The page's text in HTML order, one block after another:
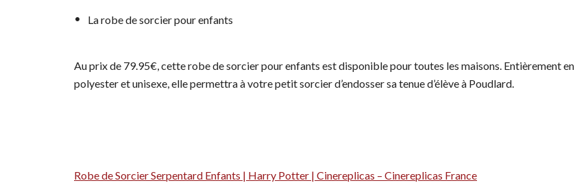
La robe de sorcier pour enfants
Au prix de 79.95€, cette robe de sorcier pour enfants est disponible pour toutes les maisons. Entièrement en
polyester et unisexe, elle permettra à votre petit sorcier d’endosser sa tenue d’élève à Poudlard.
Robe de Sorcier Serpentard Enfants | Harry Potter | Cinereplicas – Cinereplicas France